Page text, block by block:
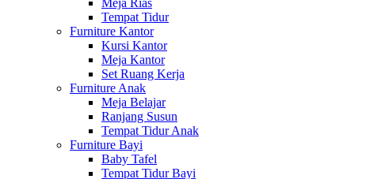
Meja Rias
Tempat Tidur
Furniture Kantor
Kursi Kantor
Meja Kantor
Set Ruang Kerja
Furniture Anak
Meja Belajar
Ranjang Susun
Tempat Tidur Anak
Furniture Bayi
Baby Tafel
Tempat Tidur Bayi